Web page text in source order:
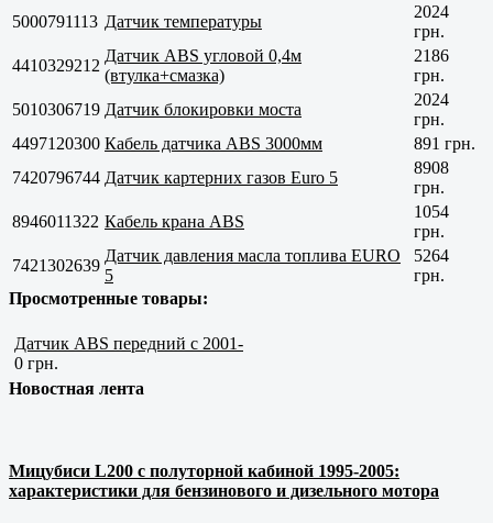
5000791113 Датчик температуры
2024
грн.
4410329212
Датчик ABS угловой 0,4м
(втулка+смазка)
2186
грн.
5010306719 Датчик блокировки моста
2024
грн.
4497120300 Кабель датчика ABS 3000мм
891 грн.
7420796744 Датчик картерних газов Euro 5
8908
грн.
8946011322 Кабель крана ABS
1054
грн.
7421302639
Датчик давления масла топлива EURO
5
5264
грн.
Просмотренные товары:
Датчик ABS передний с 2001-
0 грн.
Новостная лента
Мицубиси L200 с полуторной кабиной 1995-2005:
характеристики для бензинового и дизельного мотора